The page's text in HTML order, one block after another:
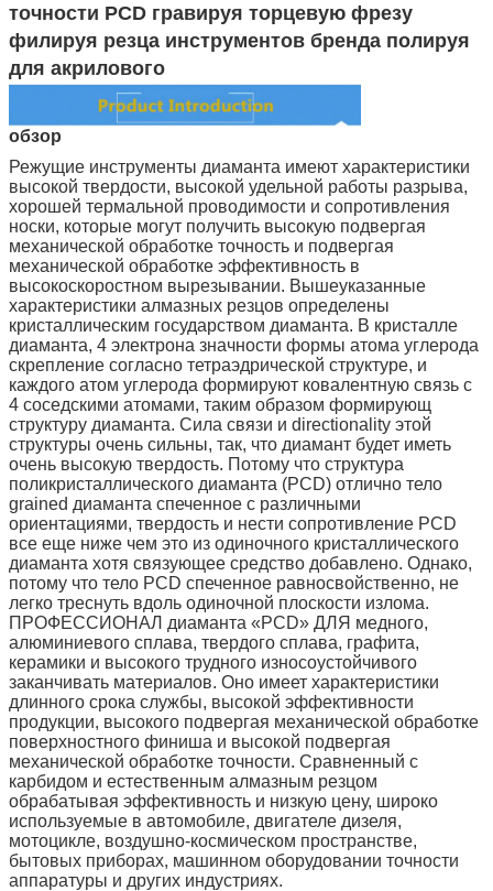
точности PCD гравируя торцевую фрезу
филируя резца инструментов бренда полируя
для акрилового
обзор
Режущие инструменты диаманта имеют характеристики
высокой твердости, высокой удельной работы разрыва,
хорошей термальной проводимости и сопротивления
носки, которые могут получить высокую подвергая
механической обработке точность и подвергая
механической обработке эффективность в
высокоскоростном вырезывании. Вышеуказанные
характеристики алмазных резцов определены
кристаллическим государством диаманта. В кристалле
диаманта, 4 электрона значности формы атома углерода
скрепление согласно тетраэдрической структуре, и
каждого атом углерода формируют ковалентную связь с
4 соседскими атомами, таким образом формирующ
структуру диаманта. Сила связи и directionality этой
структуры очень сильны, так, что диамант будет иметь
очень высокую твердость. Потому что структура
поликристаллического диаманта (PCD) отлично тело
grained диаманта спеченное с различными
ориентациями, твердость и нести сопротивление PCD
все еще ниже чем это из одиночного кристаллического
диаманта хотя связующее средство добавлено. Однако,
потому что тело PCD спеченное равносвойственно, не
легко треснуть вдоль одиночной плоскости излома.
ПРОФЕССИОНАЛ диаманта «PCD» ДЛЯ медного,
алюминиевого сплава, твердого сплава, графита,
керамики и высокого трудного износоустойчивого
заканчивать материалов. Оно имеет характеристики
длинного срока службы, высокой эффективности
продукции, высокого подвергая механической обработке
поверхностного финиша и высокой подвергая
механической обработке точности. Сравненный с
карбидом и естественным алмазным резцом
обрабатывая эффективность и низкую цену, широко
используемые в автомобиле, двигателе дизеля,
мотоцикле, воздушно-космическом пространстве,
бытовых приборах, машинном оборудовании точности
аппаратуры и других индустриях.